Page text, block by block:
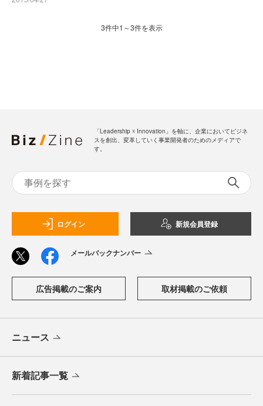
3件中1～3件を表示
「Leadership ☓ Innovation」を軸に、企業においてビジネ
スを創出、変革していく事業開発者のためのメディアで
す。
ログイン 新規会員登録
メールバックナンバー
広告掲載のご案内 取材掲載のご依頼
ニュース
新着記事一覧